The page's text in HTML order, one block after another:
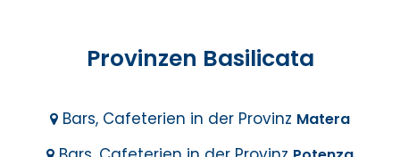
Provinzen Basilicata
Bars, Cafeterien in der Provinz Matera